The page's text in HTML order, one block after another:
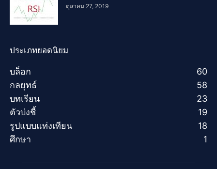
ตุลาคม 27, 2019
ประเภทยอดนิยม
บล็อก
60
กลยุทธ์
58
บทเรียน
23
ตัวบ่งชี้
19
รูปแบบแท่งเทียน
18
ศึกษา
1